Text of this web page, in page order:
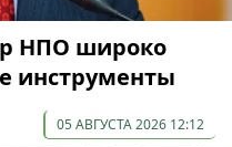
НПО широко
инструменты
05 АВГУСТА 2026 12:12